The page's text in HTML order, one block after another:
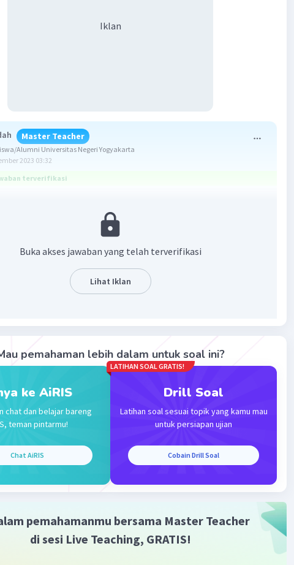
Iklan
Master Teacher
Alumni Universitas Negeri Yogyakarta
2023 03:32
terverifikasi
titik (x,y) didilatasi [O , k] maka bayangannya adalah (x',y').
→ K' = (1/2 (10), 1/2 (4)) = K'(5,2)
4) → L' = (1/2 (10), 1/2 (-4)) = L'(5,-2)
4) → K' = (1/2 (-2), 1/2 (-4)) = M'(-1,-2)
→ N' = (1/2 (-2), 1/2 (4)) = N'(-1,2)
didilatasi:
luas persegi panjang setelah didilatasi adalah 24 satuan luas.
Buka akses jawaban yang telah terverifikasi
Lihat Iklan
pemahaman lebih dalam untuk soal ini?
ke AiRIS
chat dan belajar bareng
teman pintarmu!
Chat AiRIS
LATIHAN SOAL GRATIS!
Drill Soal
Latihan soal sesuai topik yang kamu mau
untuk persiapan ujian
Cobain Drill Soal
pemahamanmu bersama Master Teacher
di sesi Live Teaching, GRATIS!